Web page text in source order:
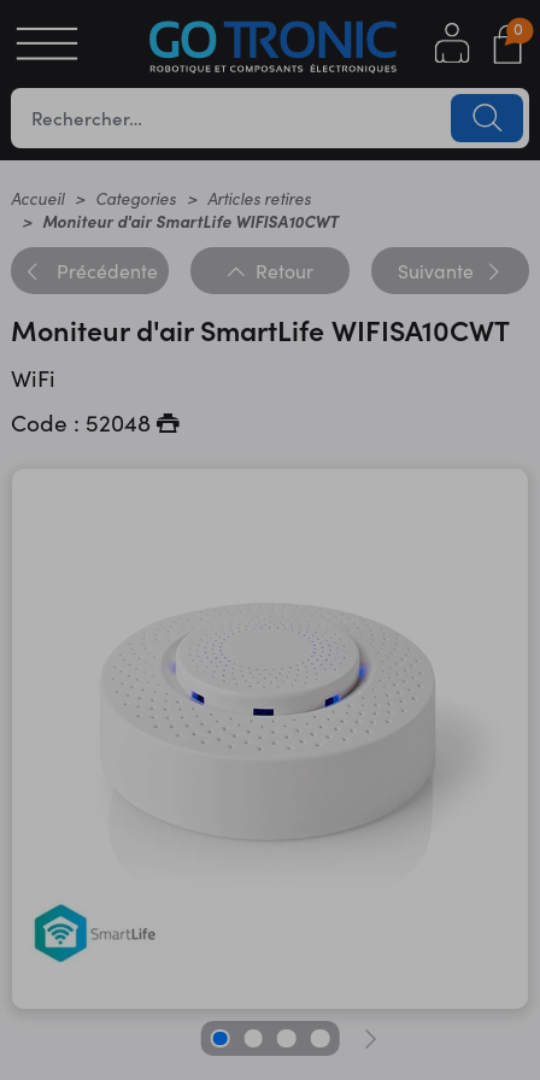
0
Accueil Categories
Articles retires
Moniteur d'air SmartLife WIFISA10CWT
Précédente Retour Suivante
Moniteur d'air SmartLife WIFISA10CWT
WiFi
Code : 52048